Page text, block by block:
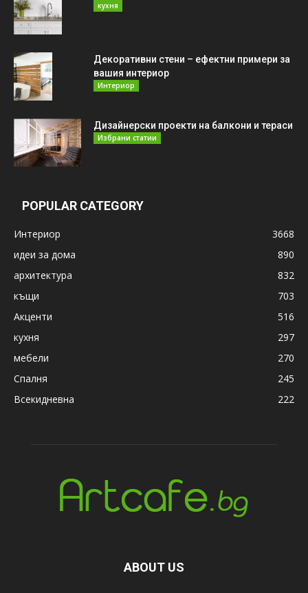
кухня
Декоративни стени – ефектни примери за
вашия интериор
Интериор
Дизайнерски проекти на балкони и тераси
Избрани статии
POPULAR CATEGORY
Интериор
3668
идеи за дома
890
архитектура
832
къщи
703
Акценти
516
кухня
297
мебели
270
Спалня
245
Всекидневна
222
ABOUT US